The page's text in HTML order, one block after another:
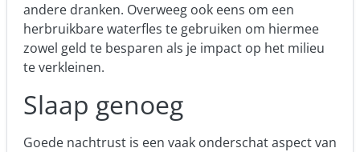
andere dranken. Overweeg ook eens om een
herbruikbare waterfles te gebruiken om hiermee
zowel geld te besparen als je impact op het milieu
te verkleinen.
Slaap genoeg
Goede nachtrust is een vaak onderschat aspect van